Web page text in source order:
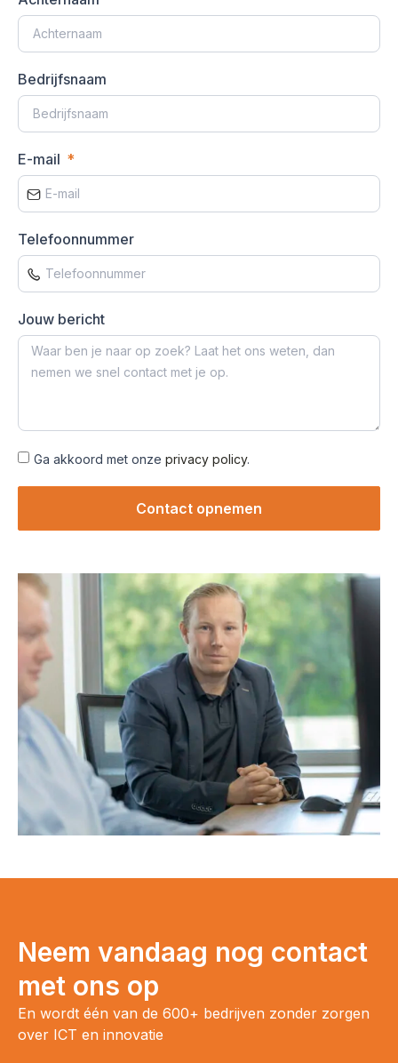
Bedrijfsnaam
E-mail
Telefoonnummer
Jouw bericht
Ga akkoord met onze privacy policy.
Contact opnemen
Neem vandaag nog contact
met ons op
En wordt één van de 600+ bedrijven zonder zorgen
over ICT en innovatie